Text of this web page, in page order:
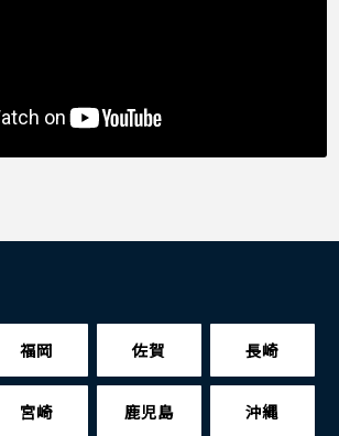
福岡 佐賀 長崎
宮崎 鹿児島 沖縄